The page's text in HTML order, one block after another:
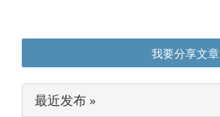
我要分享文章
最近发布 »